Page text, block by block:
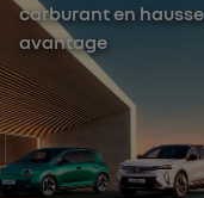
carburant en
avantage